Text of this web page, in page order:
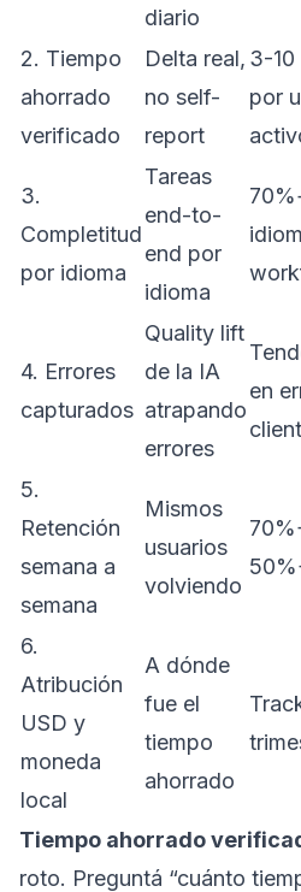
diario
2. Tiempo
ahorrado
verificado
Delta real,
no self-
report
3-10
por
3.
Completitud
por idioma
Tareas
end-to-
end por
idioma
4. Errores
capturados
Quality lift
de la IA
atrapando
errores
en
5.
Retención
semana a
semana
Mismos
usuarios
volviendo
6.
Atribución
USD y
moneda
local
A dónde
fue el
tiempo
ahorrado
Tiempo ahorrado
roto. Preguntá “cuánto